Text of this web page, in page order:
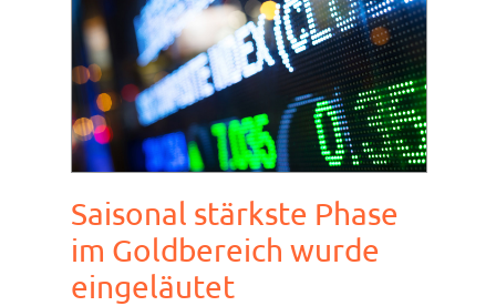
Saisonal stärkste Phase
im Goldbereich wurde
eingeläutet